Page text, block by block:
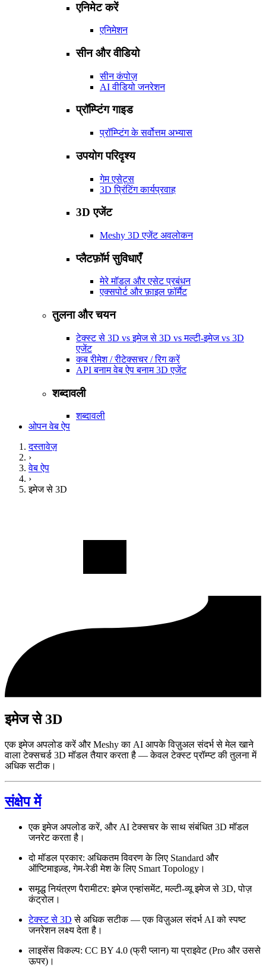
एनिमेट करें
एनिमेशन
सीन और वीडियो
सीन कंपोज़
AI वीडियो जनरेशन
प्रॉम्प्टिंग गाइड
प्रॉम्प्टिंग के सर्वोत्तम अभ्यास
उपयोग परिदृश्य
गेम एसेट्स
3D प्रिंटिंग कार्यप्रवाह
3D एजेंट
Meshy 3D एजेंट अवलोकन
प्लैटफ़ॉर्म सुविधाएँ
मेरे मॉडल और एसेट प्रबंधन
एक्सपोर्ट और फ़ाइल फ़ॉर्मैट
तुलना और चयन
टेक्स्ट से 3D vs इमेज से 3D vs मल्टी-इमेज vs 3D
एजेंट
कब रीमेश / रीटेक्सचर / रिग करें
API बनाम वेब ऐप बनाम 3D एजेंट
शब्दावली
शब्दावली
ओपन वेब ऐप
दस्तावेज़
›
वेब ऐप
›
इमेज से 3D
इमेज से 3D
एक इमेज अपलोड करें और Meshy का AI आपके विज़ुअल संदर्भ से मेल खाने
वाला टेक्सचर्ड 3D मॉडल तैयार करता है — केवल टेक्स्ट प्रॉम्प्ट की तुलना में
अधिक सटीक।
संक्षेप में
एक इमेज अपलोड करें, और AI टेक्सचर के साथ संबंधित 3D मॉडल
जनरेट करता है।
दो मॉडल प्रकार: अधिकतम विवरण के लिए Standard और
ऑप्टिमाइज़्ड, गेम-रेडी मेश के लिए Smart Topology।
समृद्ध नियंत्रण पैरामीटर: इमेज एन्हांसमेंट, मल्टी-व्यू इमेज से 3D, पोज़
कंट्रोल।
टेक्स्ट से 3D से अधिक सटीक — एक विज़ुअल संदर्भ AI को स्पष्ट
जनरेशन लक्ष्य देता है।
लाइसेंस विकल्प: CC BY 4.0 (फ्री प्लान) या प्राइवेट (Pro और उससे
ऊपर)।